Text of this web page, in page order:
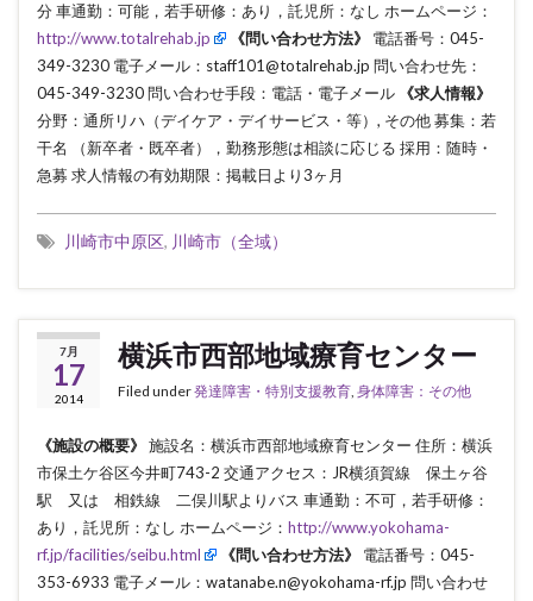
分 車通勤：可能，若手研修：あり，託児所：なし ホームページ：
http://www.totalrehab.jp
《問い合わせ方法》
電話番号：045-
349-3230 電子メール：staff101@totalrehab.jp 問い合わせ先：
045-349-3230 問い合わせ手段：電話・電子メール
《求人情報》
分野：通所リハ（デイケア・デイサービス・等）, その他 募集：若
干名 （新卒者・既卒者），勤務形態は相談に応じる 採用：随時・
急募 求人情報の有効期限：掲載日より3ヶ月
川崎市中原区, 川崎市（全域）
7月
17
2014
横浜市西部地域療育センター
Filed under発達障害・特別支援教育, 身体障害：その他
《施設の概要》
施設名：横浜市西部地域療育センター 住所：横浜
市保土ケ谷区今井町743-2 交通アクセス：JR横須賀線 保土ヶ谷
駅 又は 相鉄線 二俣川駅よりバス 車通勤：不可，若手研修：
あり，託児所：なし ホームページ： http://www.yokohama-
rf.jp/facilities/seibu.html
《問い合わせ方法》
電話番号：045-
353-6933 電子メール：watanabe.n@yokohama-rf.jp 問い合わせ